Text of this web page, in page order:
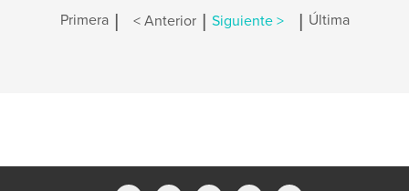
Primera | < Anterior | Siguiente > | Última